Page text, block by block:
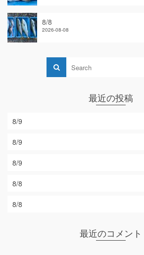
8/8
2026-08-08
最近の投稿
8/9
8/9
8/9
8/8
8/8
最近のコメント